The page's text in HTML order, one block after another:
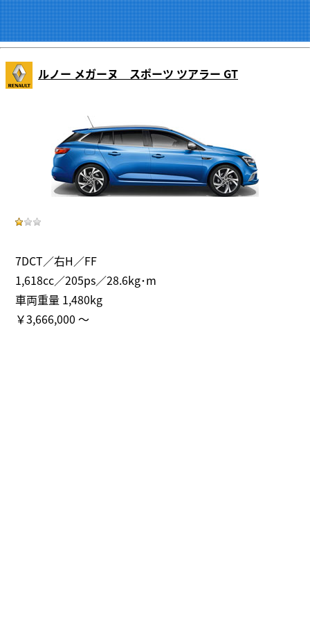
ルノー メガーヌ スポーツ ツアラー GT
7DCT／右H／FF
1,618cc／205ps／28.6kg･m
車両重量 1,480kg
￥3,666,000 ～